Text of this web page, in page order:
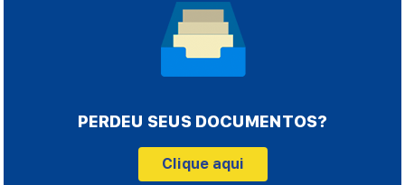
PERDEU SEUS DOCUMENTOS?
Clique aqui